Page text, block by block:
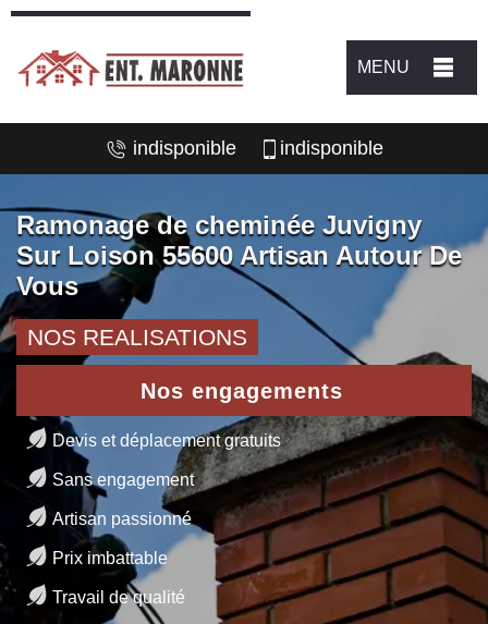
MENU
indisponible indisponible
Ramonage de cheminée Juvigny
Sur Loison 55600 Artisan Autour De
Vous
NOS REALISATIONS
Nos engagements
Devis et déplacement gratuits
Sans engagement
Artisan passionné
Prix imbattable
Travail de qualité